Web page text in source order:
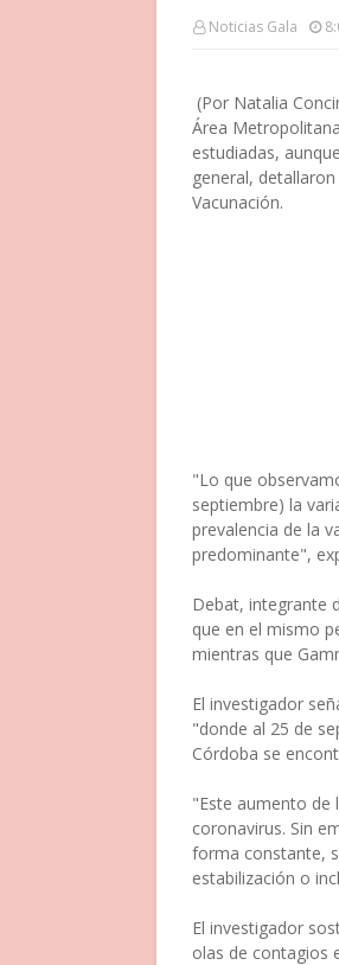
Noticias Gala
(Por Natalia
Área
estudiadas,
general,
Vacunación.
"Lo que
septiembre) la
prevalencia de la
predominante",
Debat, integrante
que en el mismo
mientras que
El investigador
"donde al 25 de
Córdoba se
"Este aumento de
coronavirus. Sin
forma constante,
estabilización o
El investigador
olas de contagios